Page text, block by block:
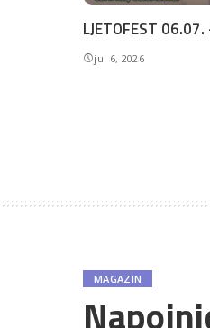
LJETOFEST
jul 6, 2026
MAGAZIN